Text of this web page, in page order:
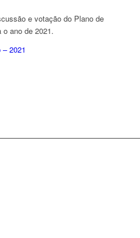
e votação do Plano de
ano de 2021.
2021